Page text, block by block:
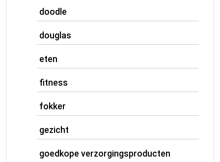
doodle
douglas
eten
fitness
fokker
gezicht
goedkope verzorgingsproducten